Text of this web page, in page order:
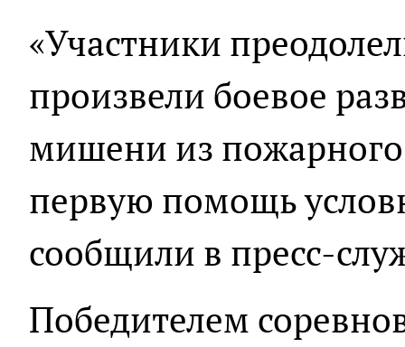
«Участники
произвели боевое
мишени из пожарного
первую помощь
сообщили в пресс-
Победителем